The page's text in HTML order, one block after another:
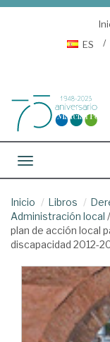
ES
Toggle navigation
Inicio Libros
Administración local /
plan de acción local
discapacidad 2012-